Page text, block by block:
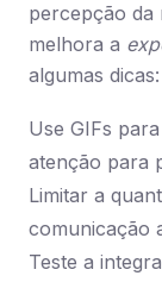
percepção da
melhora a
algumas dicas:
Use GIFs
atenção para
Limitar a
comunicação
Teste a